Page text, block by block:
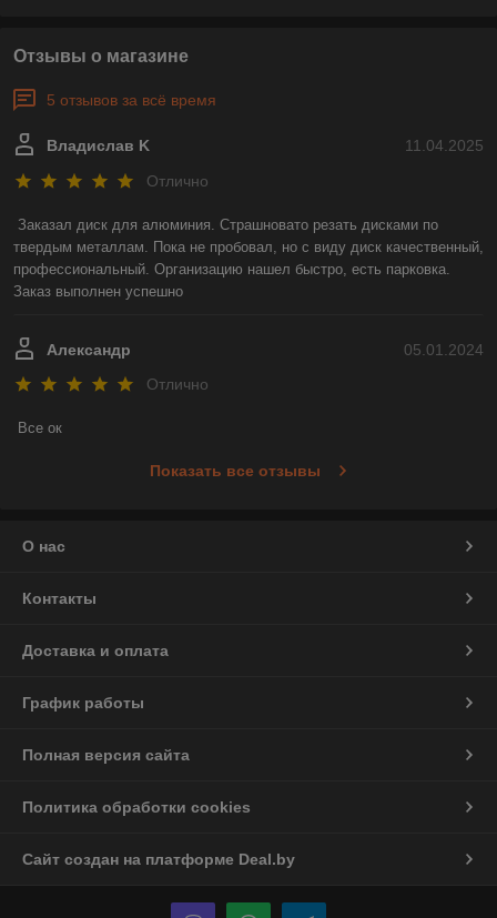
Отзывы о магазине
5 отзывов за всё время
11.04.2025
Владислав K
Отлично
Заказал диск для алюминия. Страшновато резать дисками по
твердым металлам. Пока не пробовал, но с виду диск качественный,
профессиональный. Организацию нашел быстро, есть парковка.
Заказ выполнен успешно
05.01.2024
Александр
Отлично
Все ок
Показать все отзывы
О нас
Контакты
Доставка и оплата
График работы
Полная версия сайта
Политика обработки cookies
Сайт создан на платформе Deal.by